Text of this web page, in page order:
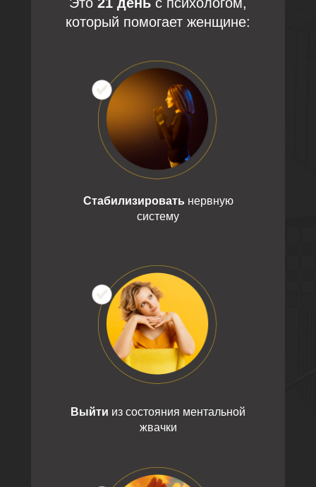
Софья
Стабилизировать нервную
систему
Выйти из состояния ментальной
жвачки
который помогает женщине: